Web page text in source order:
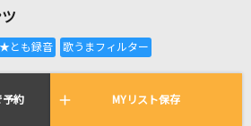
全国りれき
ムで歌われている曲の一覧
予約 MYリスト保存